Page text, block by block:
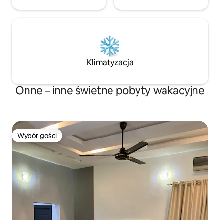
Klimatyzacja
Onne – inne świetne pobyty wakacyjne
Wybór gości
Wybór gości